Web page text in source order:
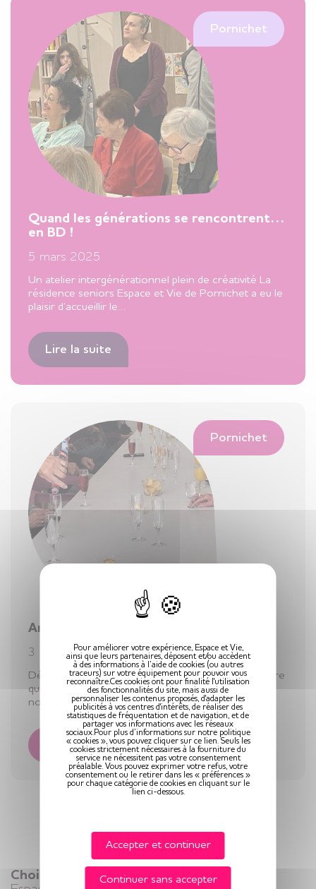
Pornichet
Quand les générations se rencontrent…
en BD !
5 mars 2025
Un atelier intergénérationnel plein de créativité La
résidence seniors Espace et Vie de Pornichet a eu le
plaisir d’accueillir le…
Lire la suite
Pornichet
Animations de novembre à Pornichet
3 décembre 2019
Découvrez les trois animations du mois de novembre
qui ont marqué la résidence de Pornichet : Les
nouveaux résidents intégrés…
Lire la suite
Choisir la vie en résidence seniors
Pour améliorer votre expérience, Espace et Vie,
ainsi que leurs partenaires, déposent et/ou accèdent
à des informations à l’aide de cookies (ou autres
traceurs) sur votre équipement pour pouvoir vous
reconnaître.Ces cookies ont pour finalité l'utilisation
des fonctionnalités du site, mais aussi de
personnaliser les contenus proposés, d'adapter les
publicités à vos centres d'intérêts, de réaliser des
statistiques de fréquentation et de navigation, et de
partager vos informations avec les réseaux
sociaux.Pour plus d’informations sur notre politique
« cookies », vous pouvez cliquer sur ce lien. Seuls les
cookies strictement nécessaires à la fourniture du
service ne nécessitent pas votre consentement
préalable. Vous pouvez exprimer votre refus, votre
consentement ou le retirer dans les « préférences »
pour chaque catégorie de cookies en cliquant sur le
lien ci-dessous.
Accepter et continuer
Continuer sans accepter